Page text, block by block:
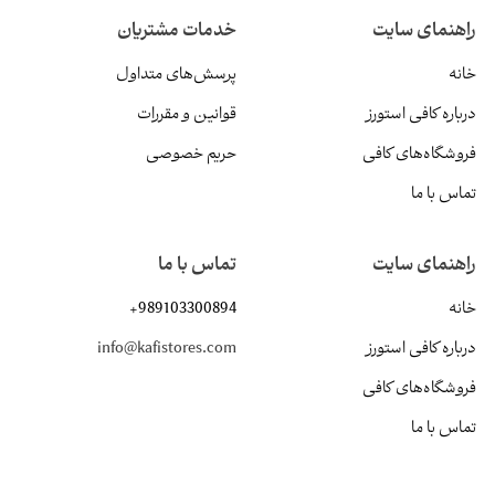
راهنمای سایت
خانه
درباره کافی استورز
فروشگاه‌های کافی
تماس با ما
خدمات مشتریان
پرسش‌های متداول
قوانین و مقررات
حریم خصوصی
راهنمای سایت
خانه
درباره کافی استورز
فروشگاه‌های کافی
تماس با ما
تماس با ما
+989103300894
info@kafistores.com